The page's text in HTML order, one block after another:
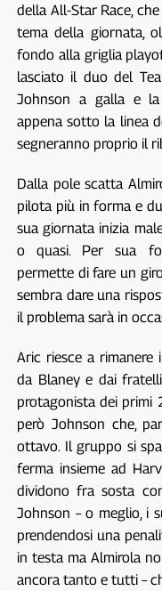
della All-Star Race,
tema della giornata,
fondo alla griglia
lasciato il duo del
Johnson a galla e la
appena sotto la linea
segneranno proprio il
Dalla pole scatta
pilota più in forma e
sua giornata inizia
o quasi. Per sua
permette di fare un
sembra dare una
il problema sarà in
Aric riesce a rimanere
da Blaney e dai
protagonista dei primi
però Johnson che,
ottavo. Il gruppo si
ferma insieme ad
dividono fra sosta
Johnson – o meglio, i
prendendosi una
in testa ma Almirola
ancora tanto e tutti –